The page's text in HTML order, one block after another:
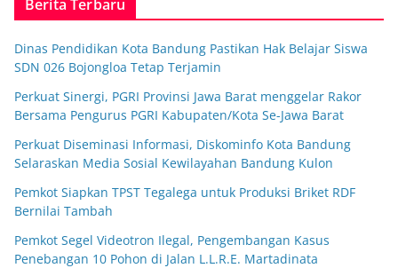
Berita Terbaru
Dinas Pendidikan Kota Bandung Pastikan Hak Belajar Siswa
SDN 026 Bojongloa Tetap Terjamin
Perkuat Sinergi, PGRI Provinsi Jawa Barat menggelar Rakor
Bersama Pengurus PGRI Kabupaten/Kota Se-Jawa Barat
Perkuat Diseminasi Informasi, Diskominfo Kota Bandung
Selaraskan Media Sosial Kewilayahan Bandung Kulon
Pemkot Siapkan TPST Tegalega untuk Produksi Briket RDF
Bernilai Tambah
Pemkot Segel Videotron Ilegal, Pengembangan Kasus
Penebangan 10 Pohon di Jalan L.L.R.E. Martadinata